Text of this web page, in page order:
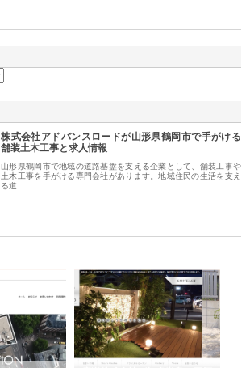
株式会社アドバンスロードが山形県鶴岡市で手がける
舗装土木工事と求人情報
山形県鶴岡市で地域の道路基盤を支える企業として、舗装工事や
土木工事を手がける専門会社があります。地域住民の生活を支え
る道…